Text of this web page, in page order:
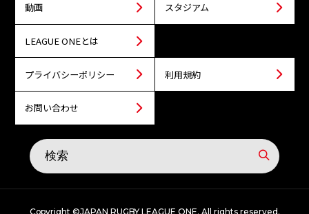
動画 スタジアム
LEAGUE ONEとは
プライバシーポリシー 利用規約
お問い合わせ
Copyright ©JAPAN RUGBY LEAGUE ONE. All rights reserved.